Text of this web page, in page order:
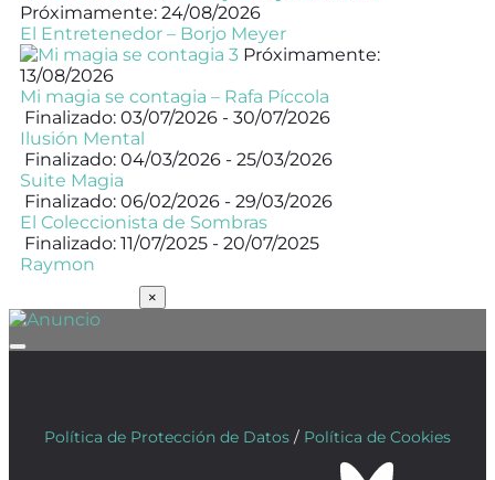
Próximamente: 24/08/2026
El Entretenedor – Borjo Meyer
Próximamente:
13/08/2026
Mi magia se contagia – Rafa Píccola
Finalizado: 03/07/2026 - 30/07/2026
Ilusión Mental
Finalizado: 04/03/2026 - 25/03/2026
Suite Magia
Finalizado: 06/02/2026 - 29/03/2026
El Coleccionista de Sombras
Finalizado: 11/07/2025 - 20/07/2025
Raymon
×
Política de Protección de Datos / Política de Cookies